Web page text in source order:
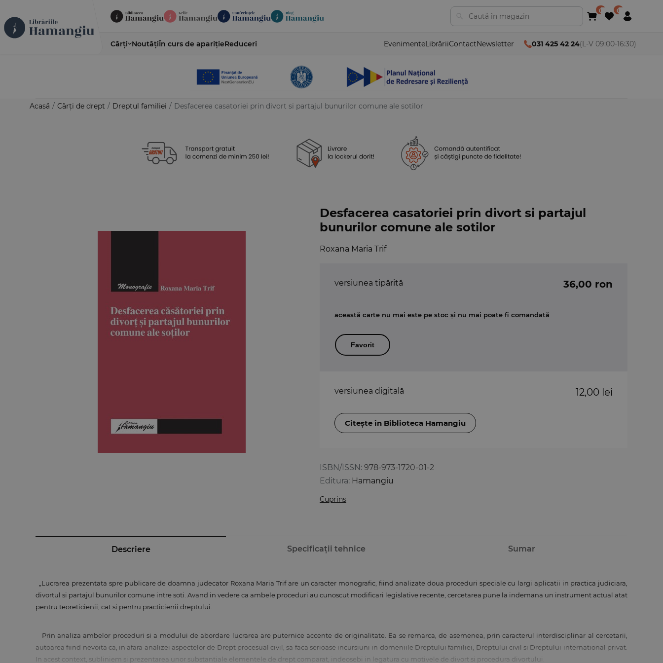
Cărți NoutățiÎn curs de aparițieReduceri EvenimenteLibrăriiContactNewsletter 031 425 42 24(L-V 09:00-16:30)
Acasă / Cărți de drept / Dreptul familiei / Desfacerea casatoriei prin divort si partajul bunurilor comune ale sotilor
Desfacerea casatoriei prin divort si partajul
bunurilor comune ale sotilor
Roxana Maria Trif
ISBN/ISSN: 978-973-1720-01-2
Editura: Hamangiu
Cuprins
versiunea tipărită 36,00 ron
această carte nu mai este pe stoc și nu mai poate fi comandată
Favorit
versiunea digitală 12,00 lei
Citește în Biblioteca Hamangiu
Descriere Specificații tehnice Sumar
„Lucrarea prezentata spre publicare de doamna judecator Roxana Maria Trif are un caracter monografic, fiind analizate doua proceduri speciale cu largi aplicatii in practica judiciara,
divortul si partajul bunurilor comune intre soti. Avand in vedere ca ambele proceduri au cunoscut modificari legislative recente, cercetarea pune la indemana un instrument actual atat
pentru teoreticienii, cat si pentru practicienii dreptului.
Prin analiza ambelor proceduri si a modului de abordare lucrarea are puternice accente de originalitate. Ea se remarca, de asemenea, prin caracterul interdisciplinar al cercetarii,
autoarea fiind nevoita ca, in afara analizei aspectelor de Drept procesual civil, sa faca serioase incursiuni in domeniile Dreptului familiei, Dreptului civil si Dreptului international privat.
In acest context, subliniem si prezentarea unor substantiale elementele de drept comparat, indeosebi in legatura cu motivele de divort si procedura divortului.